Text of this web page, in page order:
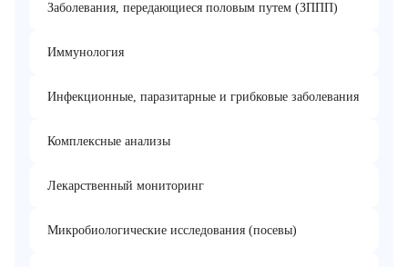
Заболевания, передающиеся половым путем (ЗППП)
Иммунология
Инфекционные, паразитарные и грибковые заболевания
Комплексные анализы
Лекарственный мониторинг
Микробиологические исследования (посевы)